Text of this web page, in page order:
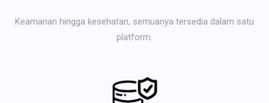
Keamanan hingga kesehatan, semuanya tersedia dalam satu
platform.